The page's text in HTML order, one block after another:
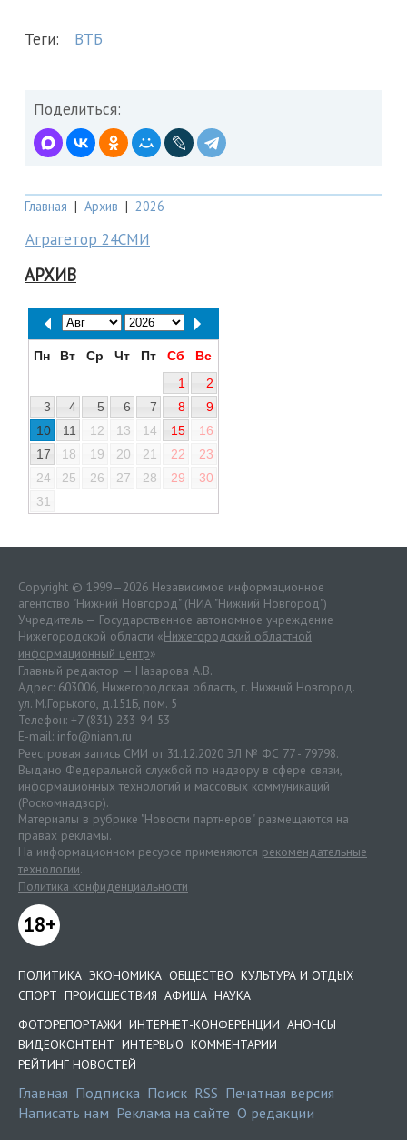
Теги: ВТБ
Поделиться:
Главная | Архив | 2026
Аграгетор 24СМИ
АРХИВ
Пн Вт Ср Чт Пт Сб
Вс
1
2
3
4 5 6 7 8
9
10
11 12 13 14 15
16
17
18 19 20 21 22
23
24
25 26 27 28 29
30
31
Copyright © 1999—2026 Независимое информационное
агентство "Нижний Новгород" (НИА "Нижний Новгород")
Учредитель — Государственное автономное учреждение
Нижегородской области «Нижегородский областной
информационный центр»
Главный редактор — Назарова А.В.
Адрес: 603006, Нижегородская область, г. Нижний Новгород.
ул. М.Горького, д.151Б, пом. 5
Телефон: +7 (831) 233-94-53
E-mail: info@niann.ru
Реестровая запись СМИ от 31.12.2020 ЭЛ № ФС 77 - 79798.
Выдано Федеральной службой по надзору в сфере связи,
информационных технологий и массовых коммуникаций
(Роскомнадзор).
Материалы в рубрике "Новости партнеров" размещаются на
правах рекламы.
На информационном ресурсе применяются рекомендательные
технологии.
Политика конфиденциальности
18+
ПОЛИТИКА ЭКОНОМИКА ОБЩЕСТВО КУЛЬТУРА И ОТДЫХ
СПОРТ ПРОИСШЕСТВИЯ АФИША НАУКА
ФОТОРЕПОРТАЖИ ИНТЕРНЕТ-КОНФЕРЕНЦИИ АНОНСЫ
ВИДЕОКОНТЕНТ ИНТЕРВЬЮ КОММЕНТАРИИ
РЕЙТИНГ НОВОСТЕЙ
Главная Подписка Поиск RSS Печатная версия
Написать нам Реклама на сайте О редакции